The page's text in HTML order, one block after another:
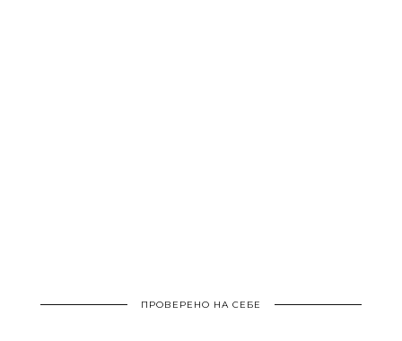
ПРОВЕРЕНО НА СЕБЕ